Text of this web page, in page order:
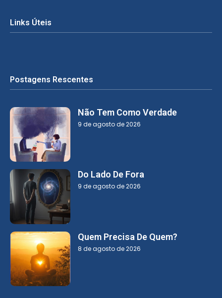
Links Úteis
Postagens Rescentes
Não Tem Como Verdade
9 de agosto de 2026
Do Lado De Fora
9 de agosto de 2026
Quem Precisa De Quem?
8 de agosto de 2026